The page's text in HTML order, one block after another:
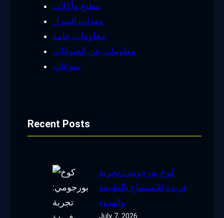
مطبخ وأكلات
معدات المنزل
معلومات عامة
معلومات عن الحيوانات
منوعات
Recent Posts
كوخ بورجومي: تجربة
فريدة للاستمتاع بالطبيعة
والهدوء
July 7, 2026